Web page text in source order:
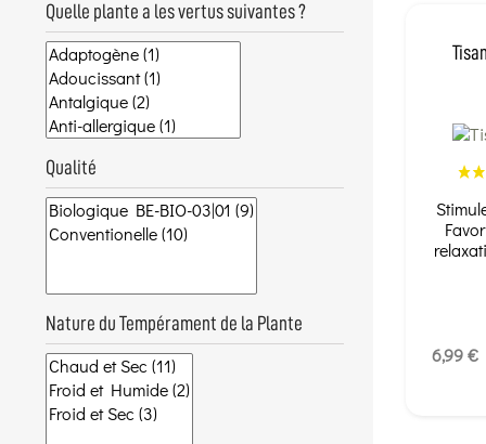
Quelle plante a les vertus suivantes ?
Qualité
Nature du Tempérament de la Plante
6,99 €